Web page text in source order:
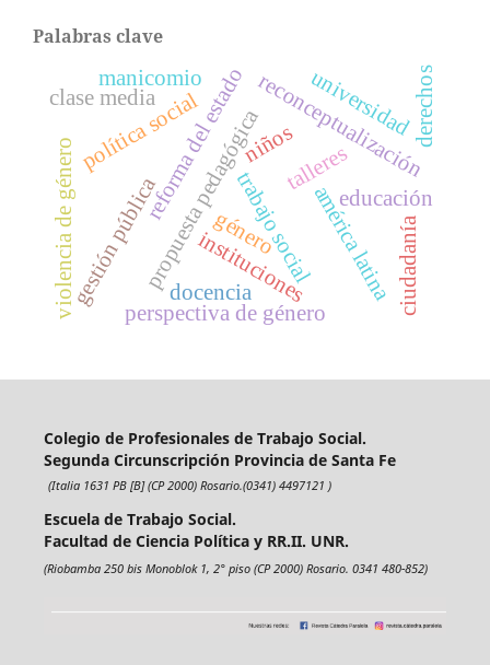
Palabras clave
talleres
trabajo social
propuesta pedagógica
instituciones
reconceptualización
américa latina
reforma del estado
gestión pública
violencia de género
universidad
educación
docencia
política social
ciudadanía
género
perspectiva de género
manicomio
niños derechos
clase media
Colegio de Profesionales de Trabajo Social.
Segunda Circunscripción Provincia de Santa Fe
(Italia 1631 PB [B] (CP 2000) Rosario.(0341) 4497121 )
Escuela de Trabajo Social.
Facultad de Ciencia Política y RR.II. UNR.
(Riobamba 250 bis Monoblok 1, 2° piso (CP 2000) Rosario. 0341 480-852)